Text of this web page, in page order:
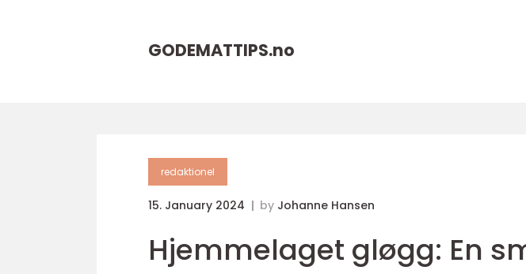
GODEMATTIPS.no
redaktionel
15. January 2024 by Johanne Hansen
Hjemmelaget gløgg: En